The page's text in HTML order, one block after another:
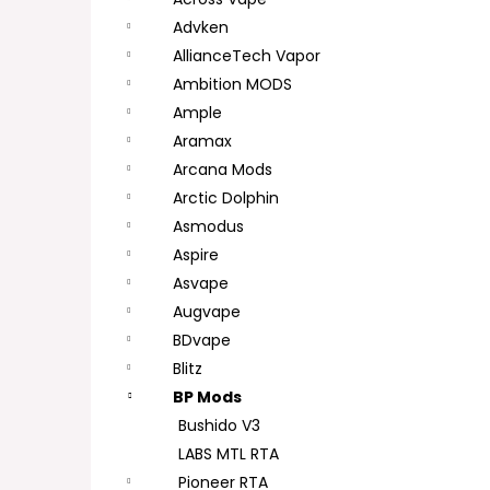
Advken
AllianceTech Vapor
Ambition MODS
Ample
Aramax
Arcana Mods
Arctic Dolphin
Asmodus
Aspire
Asvape
Augvape
BDvape
Blitz
BP Mods
Bushido V3
LABS MTL RTA
Pioneer RTA
DEKANG DESERT SHIP 10ML 11MG
154 Kč
Původně:195 Kč